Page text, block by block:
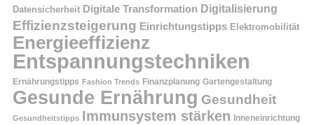
Datensicherheit Digitale Transformation Digitalisierung
Effizienzsteigerung Einrichtungstipps Elektromobilität
Energieeffizienz
Entspannungstechniken
Ernährungstipps Fashion Trends Finanzplanung Gartengestaltung
Gesunde Ernährung Gesundheit
Gesundheitstipps Immunsystem stärken Inneneinrichtung